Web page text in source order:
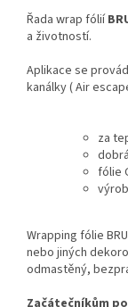
Řada wrap fólií
a životností.
Aplikace se
kanálky ( Air
za
fólie
Wrapping fólie
nebo jiných
odmastěný,